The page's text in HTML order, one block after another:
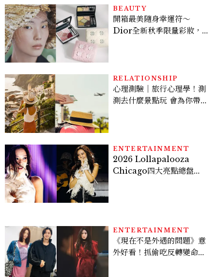
BEAUTY
開箱最美隨身幸運符～
Dior全新秋季限量彩妝，
RELATIONSHIP
心理測驗｜旅行心理學！測
測去什麼景點玩 會為你帶來
ENTERTAINMENT
2026 Lollapalooza
Chicago四大亮點總盤
ENTERTAINMENT
《現在不是外遇的問題》意
外好看！抓偷吃反轉變命